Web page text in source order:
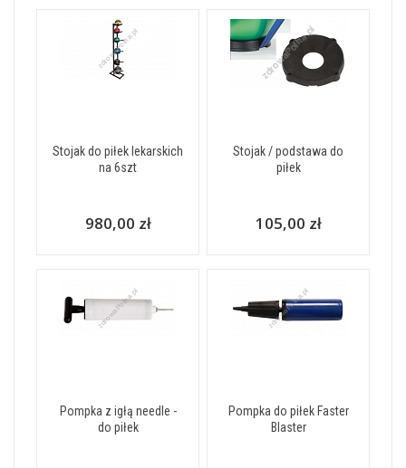
Stojak do piłek lekarskich
na 6szt
980,00 zł
Stojak / podstawa do
piłek
105,00 zł
Pompka z igłą needle -
do piłek
Pompka do piłek Faster
Blaster